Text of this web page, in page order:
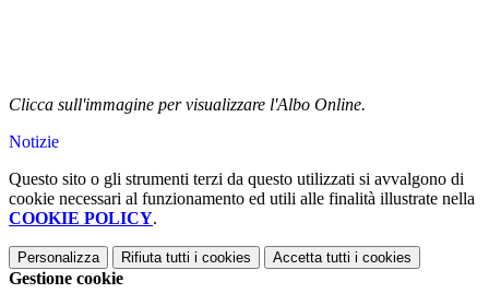
Clicca sull'immagine per visualizzare l'Albo Online.
Notizie
Questo sito o gli strumenti terzi da questo utilizzati si avvalgono di
cookie necessari al funzionamento ed utili alle finalità illustrate nella
COOKIE POLICY.
Personalizza Rifiuta tutti i cookies Accetta tutti i cookies
Gestione cookie